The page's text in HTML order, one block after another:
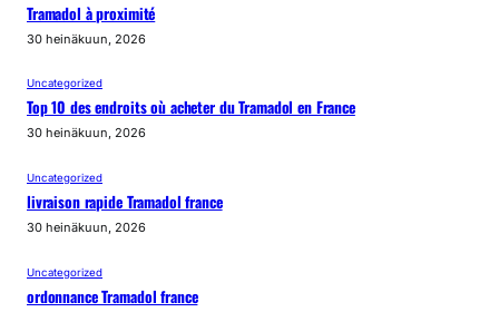
Tramadol à proximité
30 heinäkuun, 2026
Uncategorized
Top 10 des endroits où acheter du Tramadol en France
30 heinäkuun, 2026
Uncategorized
livraison rapide Tramadol france
30 heinäkuun, 2026
Uncategorized
ordonnance Tramadol france